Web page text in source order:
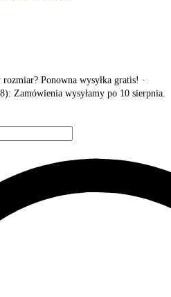
Ponowna wysyłka gratis! ·
Zamówienia wysyłamy po 10 sierpnia.